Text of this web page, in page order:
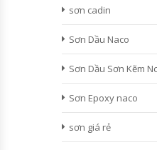
sơn cadin
Sơn Dầu Naco
Sơn Dầu Sơn Kẽm
Sơn Epoxy naco
sơn giá rẻ